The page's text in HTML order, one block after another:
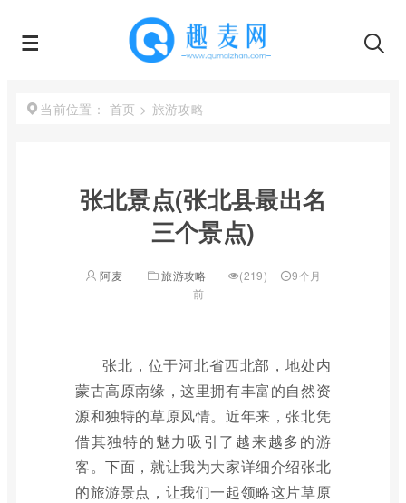
当前位置： 首页 > 旅游攻略
张北景点(张北县最出名
三个景点)
阿麦 旅游攻略 (219)
9个月
前
张北，位于河北省西北部，地处内
蒙古高原南缘，这里拥有丰富的自然资
源和独特的草原风情。近年来，张北凭
借其独特的魅力吸引了越来越多的游
客。下面，就让我为大家详细介绍张北
的旅游景点，让我们一起领略这片草原